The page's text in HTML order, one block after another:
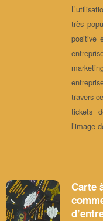
très
positive
travers
tickets
l’image
Carte